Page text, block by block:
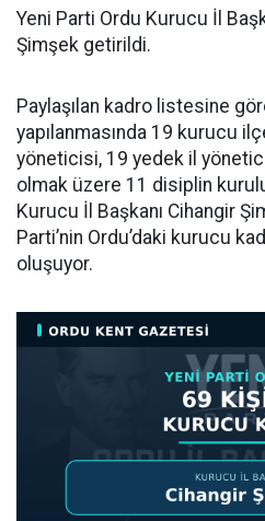
Yeni Parti Ordu Kurucu İl
Şimşek getirildi.
Paylaşılan kadro listesine
yapılanmasında 19 kurucu
yöneticisi, 19 yedek il
olmak üzere 11 disiplin
Kurucu İl Başkanı Cihangir
Parti’nin Ordu’daki kurucu
oluşuyor.